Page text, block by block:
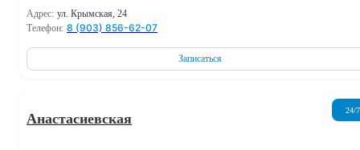
Адрес: ул. Крымская, 24
Телефон: 8 (903) 856-62-07
Записаться
Анастасиевская
24/7